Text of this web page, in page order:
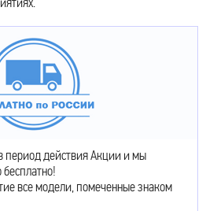
период действия Акции и мы
все модели, помеченные знаком